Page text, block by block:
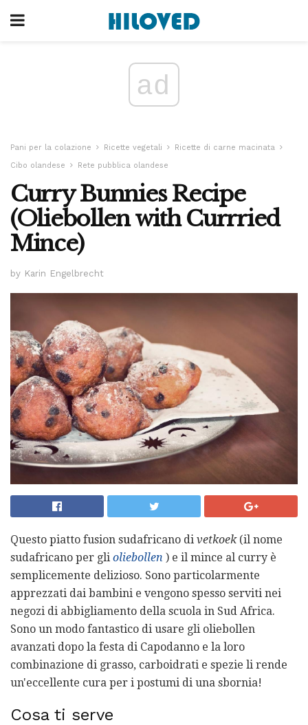
ad
Pani per la colazione Ricette vegetali
Ricette di carne macinata
Cibo olandese
Rete pubblica olandese
Curry Bunnies Recipe
(Oliebollen with Currried
Mince)
by Karin Engelbrecht
Questo piatto fusion sudafricano di vetkoek(il nome
sudafricano per gli oliebollen ) e il mince al curry è
semplicemente delizioso. Sono particolarmente
apprezzati dai bambini e vengono spesso serviti nei
negozi di abbigliamento della scuola in Sud Africa.
Sono un modo fantastico di usare gli oliebollen
avanzati dopo la festa di Capodanno e la loro
combinazione di grasso, carboidrati e spezie li rende
un'eccellente cura per i postumi di una sbornia!
Cosa ti serve